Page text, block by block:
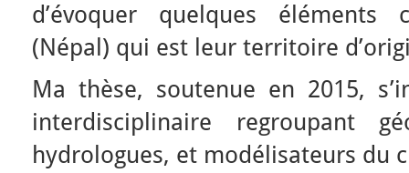
d’évoquer quelques éléments
(Népal) qui est leur territoire
Ma thèse, soutenue en 2015,
interdisciplinaire regroupant
hydrologues, et modélisateurs du